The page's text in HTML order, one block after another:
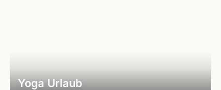
Yoga Urlaub